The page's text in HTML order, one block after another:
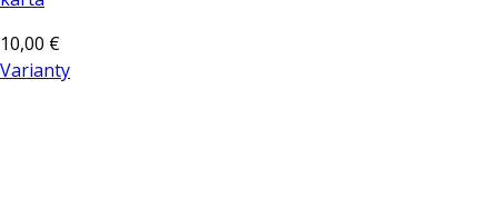
10,00 €
Varianty